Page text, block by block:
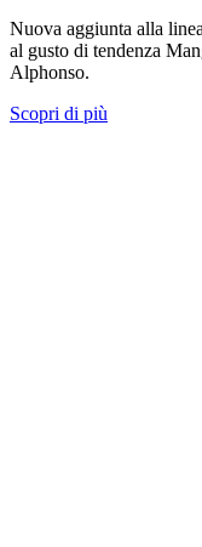
Nuova aggiunta alla
al gusto di tendenza
Alphonso.
Scopri di più